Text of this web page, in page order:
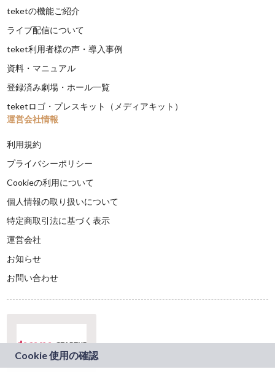
teketの機能ご紹介
ライブ配信について
teket利用者様の声・導入事例
資料・マニュアル
登録済み劇場・ホール一覧
teketロゴ・プレスキット（メディアキット）
運営会社情報
利用規約
プライバシーポリシー
Cookieの利用について
個人情報の取り扱いについて
特定商取引法に基づく表示
運営会社
お知らせ
お問い合わせ